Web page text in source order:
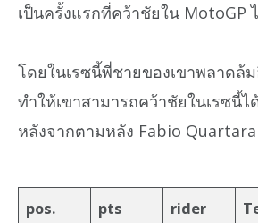
เป็นครั้งแรกที่คว้าชัยใน MotoGP
โดยในเรซนี้พี่ชายของเขาพลาดล้
ทำให้เขาสามารถคว้าชัยในเรซนี้
หลังจากตามหลัง Fabio
pos. pts rider